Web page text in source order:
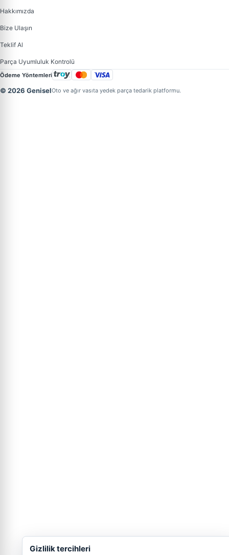
Hakkımızda
Bize Ulaşın
Teklif Al
Parça Uyumluluk Kontrolü
Ödeme Yöntemleri
© 2026 GeniselOto ve ağır vasıta yedek parça tedarik platformu.
Gizlilik tercihleri